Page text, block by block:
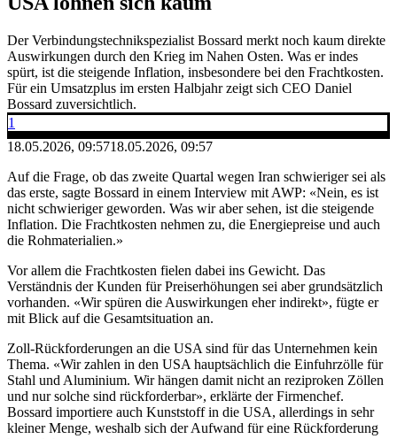
Der Verbindungstechnikspezialist Bossard merkt noch kaum direkte
Auswirkungen durch den Krieg im Nahen Osten. Was er indes
spürt, ist die steigende Inflation, insbesondere bei den Frachtkosten.
Für ein Umsatzplus im ersten Halbjahr zeigt sich CEO Daniel
Bossard zuversichtlich.
1
18.05.2026, 09:5718.05.2026, 09:57
Auf die Frage, ob das zweite Quartal wegen Iran schwieriger sei als
das erste, sagte Bossard in einem Interview mit AWP: «Nein, es ist
nicht schwieriger geworden. Was wir aber sehen, ist die steigende
Inflation. Die Frachtkosten nehmen zu, die Energiepreise und auch
die Rohmaterialien.»
Vor allem die Frachtkosten fielen dabei ins Gewicht. Das
Verständnis der Kunden für Preiserhöhungen sei aber grundsätzlich
vorhanden. «Wir spüren die Auswirkungen eher indirekt», fügte er
mit Blick auf die Gesamtsituation an.
Zoll-Rückforderungen an die USA sind für das Unternehmen kein
Thema. «Wir zahlen in den USA hauptsächlich die Einfuhrzölle für
Stahl und Aluminium. Wir hängen damit nicht an reziproken Zöllen
und nur solche sind rückforderbar», erklärte der Firmenchef.
Bossard importiere auch Kunststoff in die USA, allerdings in sehr
kleiner Menge, weshalb sich der Aufwand für eine Rückforderung